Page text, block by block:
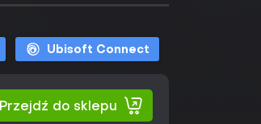
Ubisoft Connect
Przejdź do sklepu